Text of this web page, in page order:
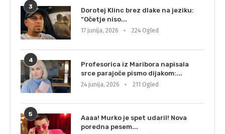
3
Dorotej Klinc brez dlake na jeziku:
“Očetje niso...
17 junija, 2026 224 Ogled
4
Profesorica iz Maribora napisala
srce parajoče pismo dijakom:...
24 junija, 2026 211 Ogled
5
Aaaa! Murko je spet udaril! Nova
poredna pesem...